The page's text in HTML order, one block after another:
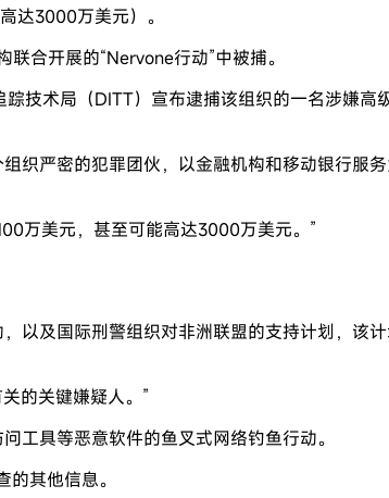
达3000万美元）。
合开展的“Nervone行动”中被捕。
踪技术局（DITT）宣布逮捕该组织的一名涉嫌高
织严密的犯罪团伙，以金融机构和移动银行服
万美元，甚至可能高达3000万美元。”
及国际刑警组织对非洲联盟的支持计划，该
的关键嫌疑人。”
工具等恶意软件的鱼叉式网络钓鱼行动。
其他信息。